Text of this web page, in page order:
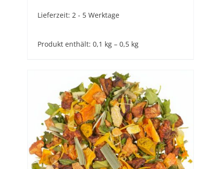
Lieferzeit: 2 - 5 Werktage
Produkt enthält: 0,1 kg – 0,5 kg